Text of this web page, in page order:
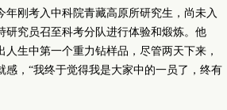
年刚考入中科院青藏高原所研究生，尚未入
研究员召至科考分队进行体验和煅炼。他
生中第一个重力钻样品，尽管两天下来，
，“我终于觉得我是大家中的一员了，终有